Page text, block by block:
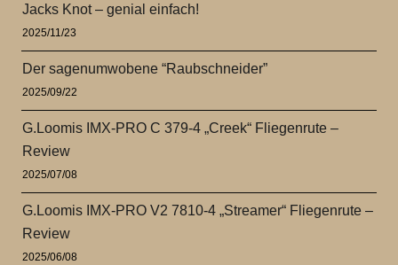
Jacks Knot – genial einfach!
2025/11/23
Der sagenumwobene “Raubschneider”
2025/09/22
G.Loomis IMX-PRO C 379-4 „Creek“ Fliegenrute –
Review
2025/07/08
G.Loomis IMX-PRO V2 7810-4 „Streamer“ Fliegenrute –
Review
2025/06/08